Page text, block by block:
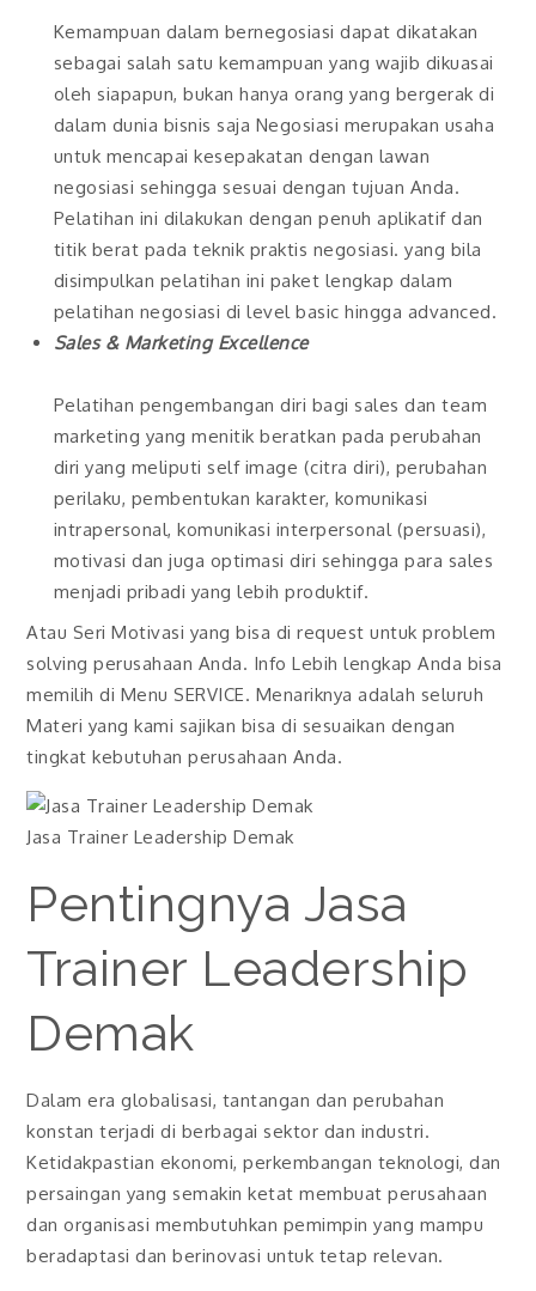
Kemampuan dalam bernegosiasi dapat dikatakan
sebagai salah satu kemampuan yang wajib dikuasai
oleh siapapun, bukan hanya orang yang bergerak di
dalam dunia bisnis saja Negosiasi merupakan usaha
untuk mencapai kesepakatan dengan lawan
negosiasi sehingga sesuai dengan tujuan Anda.
Pelatihan ini dilakukan dengan penuh aplikatif dan
titik berat pada teknik praktis negosiasi. yang bila
disimpulkan pelatihan ini paket lengkap dalam
pelatihan negosiasi di level basic hingga advanced.
Sales & Marketing Excellence
Pelatihan pengembangan diri bagi sales dan team
marketing yang menitik beratkan pada perubahan
diri yang meliputi self image (citra diri), perubahan
perilaku, pembentukan karakter, komunikasi
intrapersonal, komunikasi interpersonal (persuasi),
motivasi dan juga optimasi diri sehingga para sales
menjadi pribadi yang lebih produktif.
Atau Seri Motivasi yang bisa di request untuk problem
solving perusahaan Anda. Info Lebih lengkap Anda bisa
memilih di Menu SERVICE. Menariknya adalah seluruh
Materi yang kami sajikan bisa di sesuaikan dengan
tingkat kebutuhan perusahaan Anda.
Jasa Trainer Leadership Demak
Pentingnya Jasa
Trainer Leadership
Demak
Dalam era globalisasi, tantangan dan perubahan
konstan terjadi di berbagai sektor dan industri.
Ketidakpastian ekonomi, perkembangan teknologi, dan
persaingan yang semakin ketat membuat perusahaan
dan organisasi membutuhkan pemimpin yang mampu
beradaptasi dan berinovasi untuk tetap relevan.